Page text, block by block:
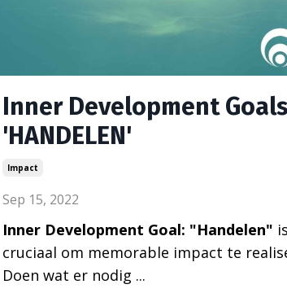
Inner Development
'HANDELEN'
Impact
Sep 15, 2022
Inner Development Goal: "Handelen"
cruciaal om memorable impact te
Doen wat er nodig ...